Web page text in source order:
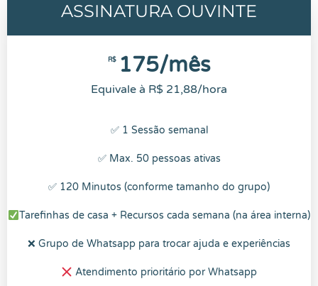
ASSINATURA OUVINTE
R$ 175/mês
Equivale à R$ 21,88/hora
✅ 1 Sessão semanal
✅ Max. 50 pessoas ativas
✅ 120 Minutos (conforme tamanho do grupo)
Tarefinhas de casa + Recursos cada semana (na área interna)
❌ Grupo de Whatsapp para trocar ajuda e experiências
Atendimento prioritário por Whatsapp